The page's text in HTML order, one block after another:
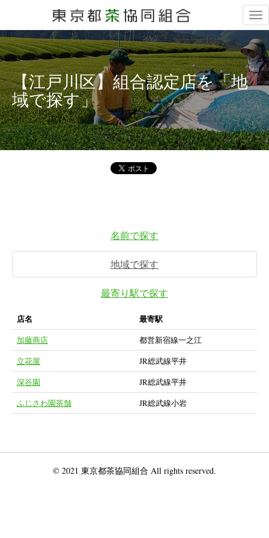
【江戸川区】組合認定店を「地
域で探す」
名前で探す
地域で探す
最寄り駅で探す
店名 最寄駅
加藤商店
都営新宿線一之江
立花屋
JR総武線平井
深谷園
JR総武線平井
ふじさわ園茶舗
JR総武線小岩
© 2021 東京都茶協同組合 All rights reserved.